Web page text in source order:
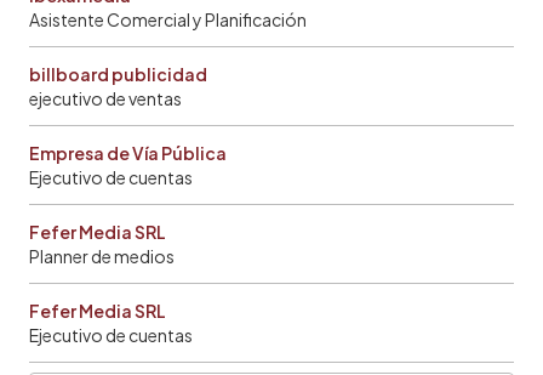
Asistente Comercial y Planificación
billboard publicidad
ejecutivo de ventas
Empresa de Vía Pública
Ejecutivo de cuentas
Fefer Media SRL
Planner de medios
Fefer Media SRL
Ejecutivo de cuentas